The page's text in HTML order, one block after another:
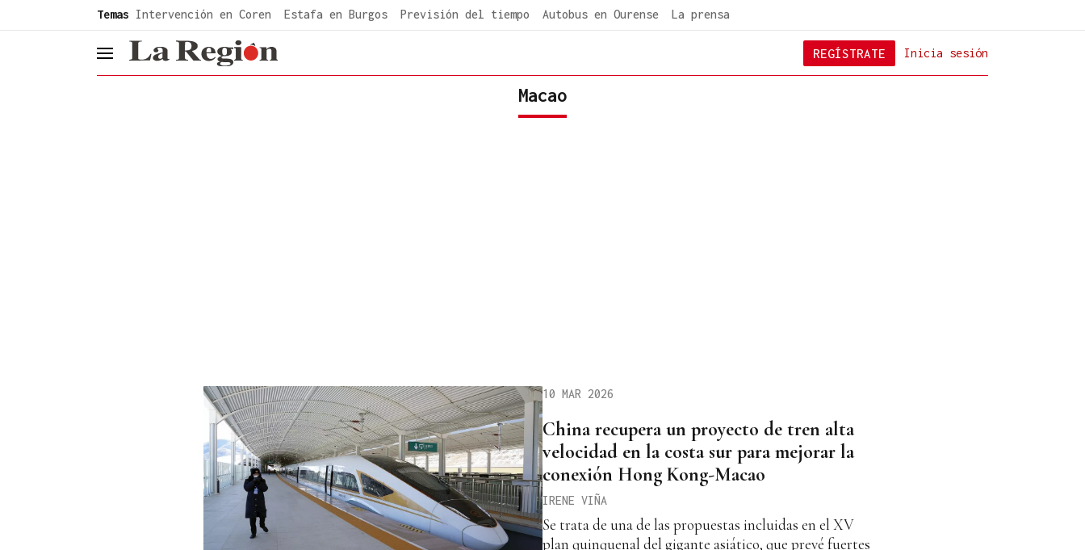
Temas Intervención en Coren Estafa en Burgos Previsión del tiempo Autobus en Ourense La prensa
header.menu.open Inicia sesión
REGÍSTRATE
Macao
10 MAR 2026
China recupera un proyecto de tren alta
velocidad en la costa sur para mejorar la
conexión Hong Kong-Macao
IRENE VIÑA
Se trata de una de las propuestas incluidas en el XV
plan quinquenal del gigante asiático, que prevé fuertes